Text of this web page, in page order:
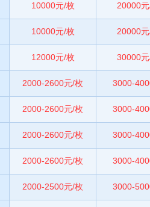
10000元/枚 20000
10000元/枚 20000
12000元/枚 30000
2000-2600元/枚 3000-
2000-2600元/枚 3000-
2000-2600元/枚 3000-
2000-2600元/枚 3000-
2000-2500元/枚 3000-